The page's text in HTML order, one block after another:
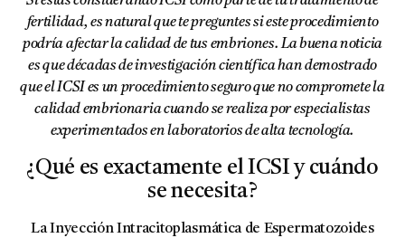
fertilidad, es natural que te preguntes si este procedimiento
podría afectar la calidad de tus embriones. La buena noticia
es que décadas de investigación científica han demostrado
que el ICSI es un procedimiento seguro que no compromete la
calidad embrionaria cuando se realiza por especialistas
experimentados en laboratorios de alta tecnología.
¿Qué es exactamente el ICSI y cuándo
se necesita?
La Inyección Intracitoplasmática de Espermatozoides